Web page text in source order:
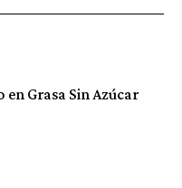
en Grasa Sin Azúcar